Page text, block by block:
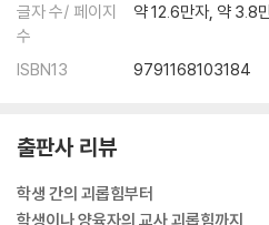
ㆍ제가 학생인데 피해 학생을 돕고 싶
ㆍ피해자가 먼저 바뀌어야 한다는 건 상
ㆍ괴롭힘을 멈추려면 어떻게 해야 할까
ㆍ어째서 전학을 가는 방법이 항상 효과
괴롭힘에 스스로 맞서는 아이들
글자 수/ 페이지
수
약 12.6만자, 약 3.8
ISBN13 9791168103184
출판사 리뷰
학생 간의 괴롭힘부터
학생이나 양육자의 교사 괴롭힘까지